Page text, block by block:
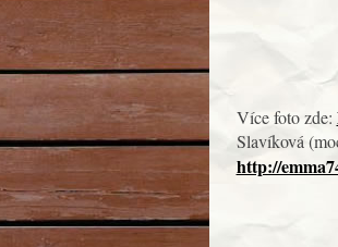
Více foto zde:
Slavíková
http://